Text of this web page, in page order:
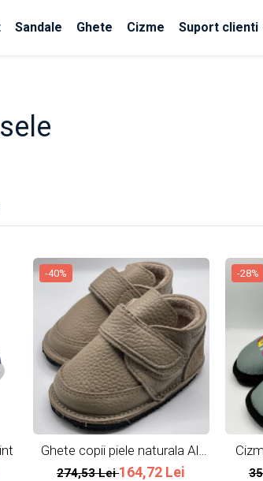
Sandale Ghete Cizme Suport clienti
-40%
Ghete copii piele naturala All
Beige
274,53 Lei164,72 Lei
-28%